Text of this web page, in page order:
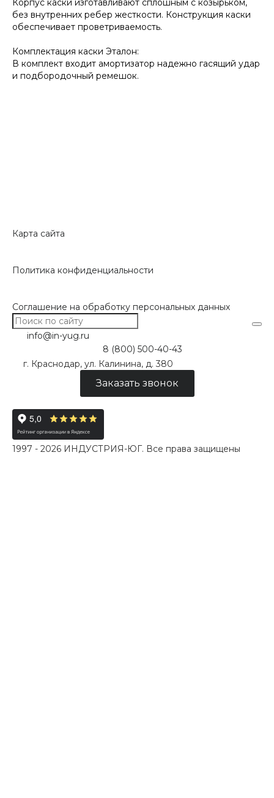
Корпус каски изготавливают сплошным с козырьком,
без внутренних ребер жесткости. Конструкция каски
обеспечивает проветриваемость.
Комплектация каски Эталон:
В комплект входит амортизатор надежно гасящий удар
и подбородочный ремешок.
Карта сайта
Политика конфиденциальности
Соглашение на обработку персональных данных
info@in-yug.ru
8 (800) 500-40-43
г. Краснодар, ул. Калинина, д. 380
Заказать звонок
1997 - 2026 ИНДУСТРИЯ-ЮГ. Все права защищены